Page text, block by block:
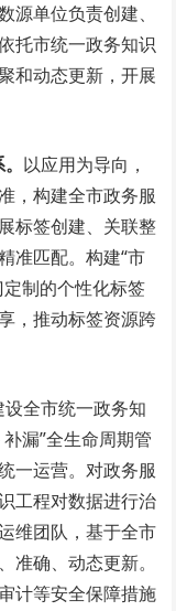
源单位负责创建、
托市统一政务知识
和动态更新，开展
以应用为导向，
，构建全市政务服
标签创建、关联整
准匹配。构建“市
制的个性化标签
，推动标签资源跨
设全市统一政务知
漏”全生命周期管
一运营。对政务服
工程对数据进行治
维团队，基于全市
准确、动态更新。
计等安全保障措施